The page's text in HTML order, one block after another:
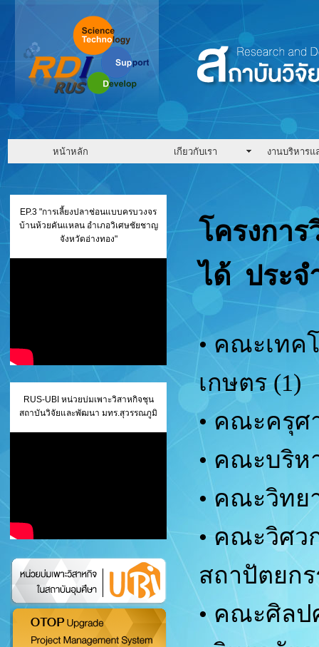
หน้าหลัก เกียวกับเรา งานบริหาร
EP.3 "การเลี้ยงปลาช่อนแบบครบวงจร
บ้านห้วยคันแหลน อำเภอวิเศษชัยชาญ
จังหวัดอ่างทอง"
RUS-UBI หน่วยบ่มเพาะวิสาหกิจชุน
สถาบันวิจัยและพัฒนา มทร.สุวรรณภูมิ
โครงกา
ได้ ประจ
• คณะเทค
เกษตร (1)
• คณะครุศ
• คณะบริห
• คณะวิทย
• คณะวิศว
สถาปัตยก
• คณะศิลป